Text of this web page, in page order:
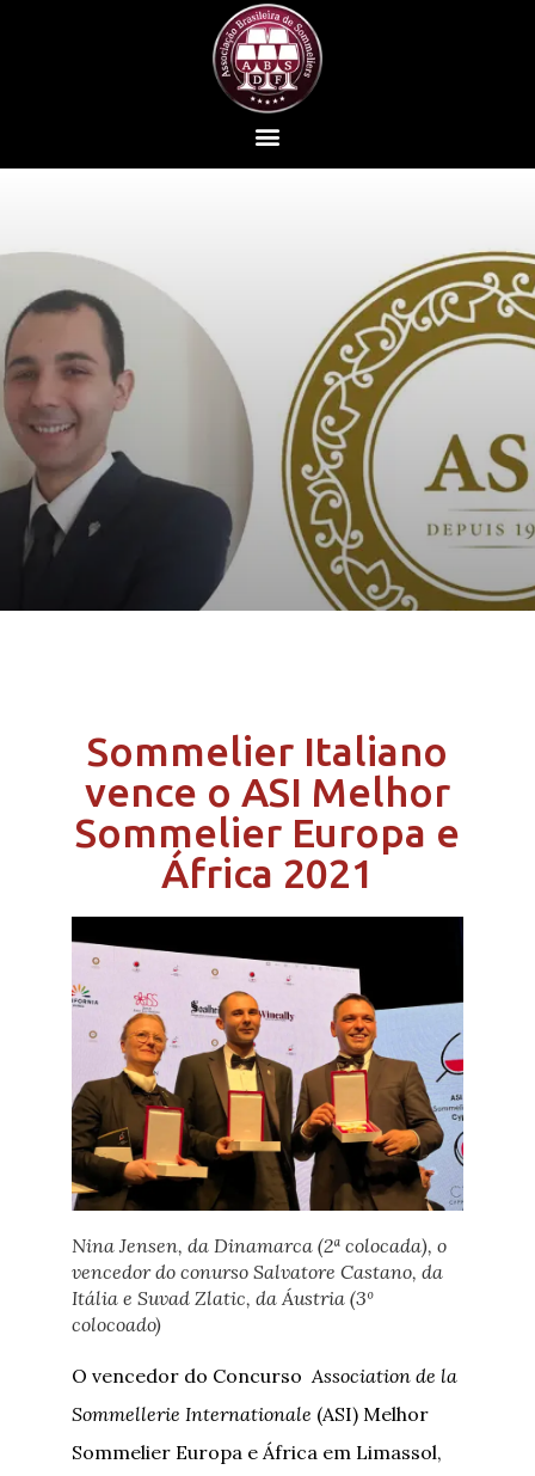
Sommelier Italiano
vence o ASI Melhor
Sommelier Europa e
África 2021
Nina Jensen, da Dinamarca (2ª colocada), o
vencedor do conurso Salvatore Castano, da
Itália e Suvad Zlatic, da Áustria (3º
colocoado)
O vencedor do Concurso Association de la
Sommellerie Internationale (ASI) Melhor
Sommelier Europa e África em Limassol,